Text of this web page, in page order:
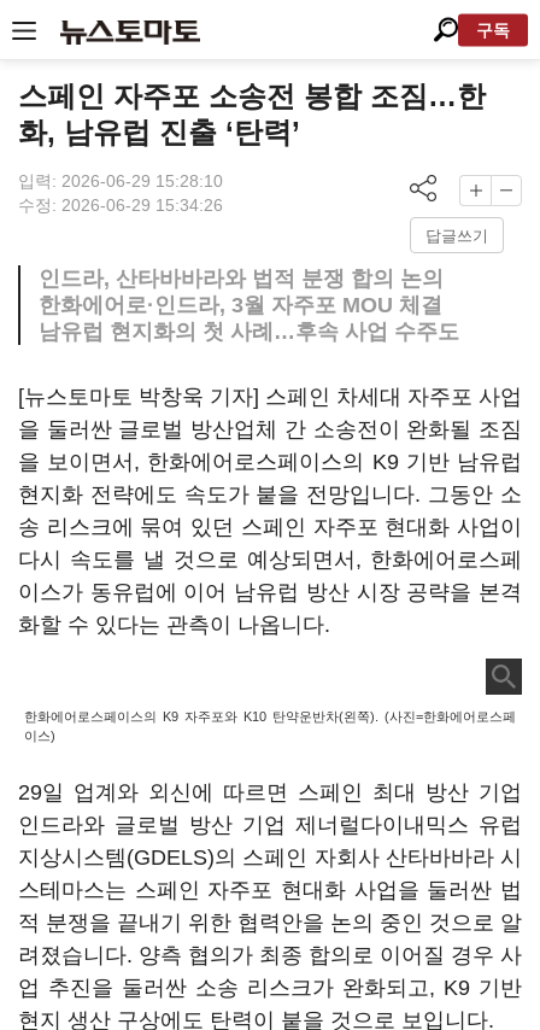
구독
스페인 자주포 소송전 봉합 조짐…한
화, 남유럽 진출 ‘탄력’
입력: 2026-06-29 15:28:10
수정: 2026-06-29 15:34:26
답글쓰기
인드라, 산타바바라와 법적 분쟁 합의 논의
한화에어로·인드라, 3월 자주포 MOU 체결
남유럽 현지화의 첫 사례…후속 사업 수주도
[뉴스토마토 박창욱 기자] 스페인 차세대 자주포 사업
을 둘러싼 글로벌 방산업체 간 소송전이 완화될 조짐
을 보이면서, 한화에어로스페이스의 K9 기반 남유럽
현지화 전략에도 속도가 붙을 전망입니다. 그동안 소
송 리스크에 묶여 있던 스페인 자주포 현대화 사업이
다시 속도를 낼 것으로 예상되면서, 한화에어로스페
이스가 동유럽에 이어 남유럽 방산 시장 공략을 본격
화할 수 있다는 관측이 나옵니다.
한화에어로스페이스의 K9 자주포와 K10 탄약운반차(왼쪽). (사진=한화에어로스페
이스)
29일 업계와 외신에 따르면 스페인 최대 방산 기업
인드라와 글로벌 방산 기업 제너럴다이내믹스 유럽
지상시스템(GDELS)의 스페인 자회사 산타바바라 시
스테마스는 스페인 자주포 현대화 사업을 둘러싼 법
적 분쟁을 끝내기 위한 협력안을 논의 중인 것으로 알
려졌습니다. 양측 협의가 최종 합의로 이어질 경우 사
업 추진을 둘러싼 소송 리스크가 완화되고, K9 기반
현지 생산 구상에도 탄력이 붙을 것으로 보입니다.